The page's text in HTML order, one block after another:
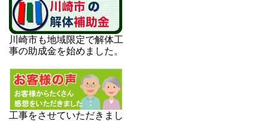
川崎市も地域限定で解体工
事の助成金を始めました。
工事をさせていただきまし